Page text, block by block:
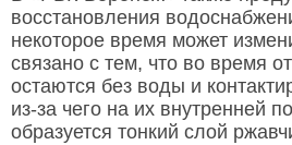
восстановления
некоторое время может
связано с тем, что во время
остаются без воды и
из-за чего на их внутренней
образуется тонкий слой